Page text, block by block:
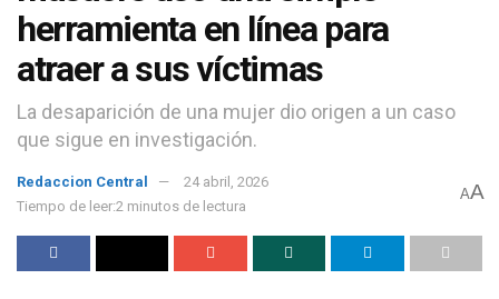
herramienta en línea para
atraer a sus víctimas
La desaparición de una mujer dio origen a un caso
que sigue en investigación.
Redaccion Central
24 abril, 2026
Tiempo de leer:2 minutos de lectura
AA